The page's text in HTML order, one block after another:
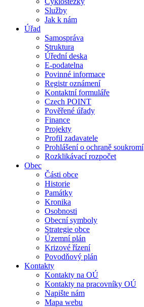
Služby
Jak k nám
Úřad
Samospráva
Struktura
Úřední deska
E-podatelna
Povinné informace
Registr oznámení
Kontaktní formuláře
Czech POINT
Pověřené úřady
Finance
Projekty
Profil zadavatele
Prohlášení o ochraně soukromí
Rozklikávací rozpočet
Obec
Části obce
Historie
Památky
Kronika
Osobnosti
Obecní symboly
Strategie obce
Územní plán
Krizové řízení
Povodňový plán
Kontakty
Kontakty na OÚ
Kontakty na pracovníky OÚ
Napište nám
Mapa webu